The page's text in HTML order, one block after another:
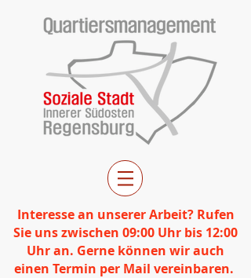
Interesse an unserer Arbeit? Rufen
Sie uns zwischen 09:00 Uhr bis 12:00
Uhr an. Gerne können wir auch
einen Termin per Mail vereinbaren.